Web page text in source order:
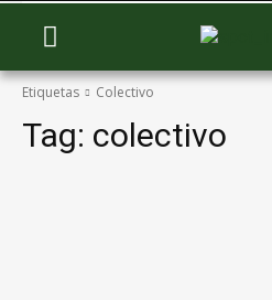
Etiquetas Colectivo
Tag: colectivo